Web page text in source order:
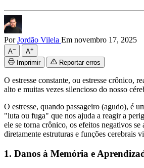
PorJordão Vilela Em novembro 17, 2025
A− A+
Imprimir Reportar erros
O estresse constante, ou estresse crônico,
alto e muitas vezes silencioso do nosso
O estresse, quando passageiro (agudo), é
"luta ou fuga" que nos ajuda a reagir a
ele se torna crônico, os efeitos negativos se
diretamente estruturas e funções cerebrais
1. Danos à Memória e